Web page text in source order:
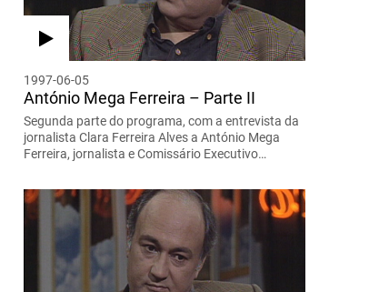
1997-06-05
António Mega Ferreira – Parte II
Segunda parte do programa, com a entrevista da
jornalista Clara Ferreira Alves a António Mega
Ferreira, jornalista e Comissário Executivo…